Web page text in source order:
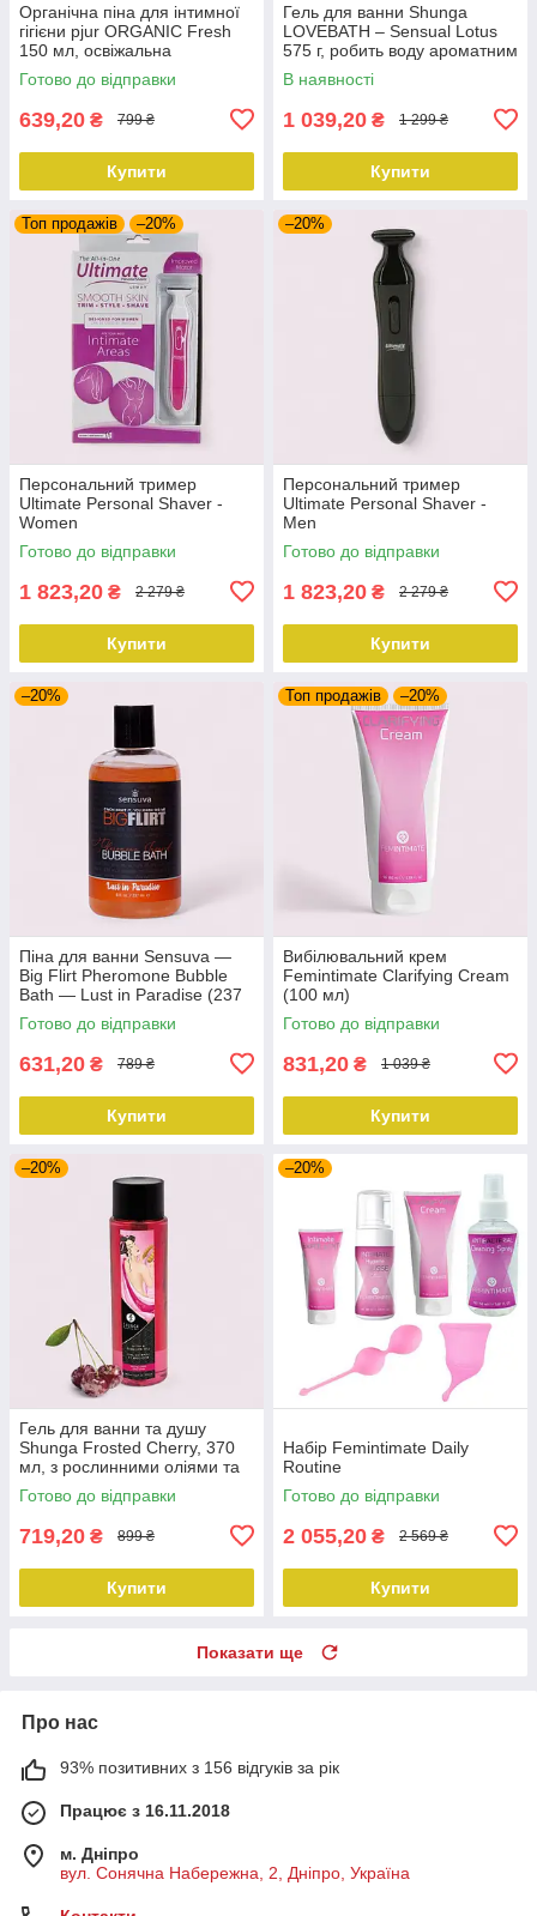
Органічна піна для інтимної
гігієни pjur ORGANIC Fresh
150 мл, освіжальна
Готово до відправки
639,20 ₴ 799 ₴
Купити
Гель для ванни Shunga
LOVEBATH – Sensual Lotus
575 г, робить воду ароматним
желе зі SPA-ефектом
В наявності
1 039,20 ₴ 1 299 ₴
Купити
Топ продажів –20%
Персональний тример
Ultimate Personal Shaver -
Women
Готово до відправки
1 823,20 ₴ 2 279 ₴
Купити
–20%
Персональний тример
Ultimate Personal Shaver -
Men
Готово до відправки
1 823,20 ₴ 2 279 ₴
Купити
–20%
Піна для ванни Sensuva —
Big Flirt Pheromone Bubble
Bath — Lust in Paradise (237
мл)
Готово до відправки
631,20 ₴ 789 ₴
Купити
Топ продажів –20%
Вибілювальний крем
Femintimate Clarifying Cream
(100 мл)
Готово до відправки
831,20 ₴ 1 039 ₴
Купити
–20%
Гель для ванни та душу
Shunga Frosted Cherry, 370
мл, з рослинними оліями та
вітаміном Е
Готово до відправки
719,20 ₴ 899 ₴
Купити
–20%
Набір Femintimate Daily
Routine
Готово до відправки
2 055,20 ₴ 2 569 ₴
Купити
Показати ще
Про нас
93% позитивних з 156 відгуків за рік
Працює з 16.11.2018
м. Дніпро
вул. Сонячна Набережна, 2, Дніпро, Україна